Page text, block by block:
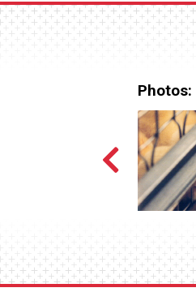
Photos: